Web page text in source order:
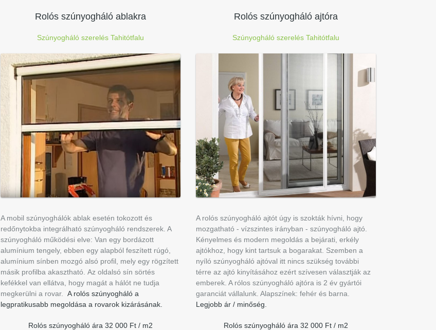
Rolós szúnyogháló ablakra
Szúnyogháló szerelés Tahitótfalu
A mobil szúnyoghálók ablak esetén tokozott és
redőnytokba integrálható szúnyogháló rendszerek. A
szúnyogháló működési elve: Van egy bordázott
alumínium tengely, ebben egy alapból feszített rúgó,
alumínium sínben mozgó alsó profil, mely egy rögzített
másik profilba akasztható. Az oldalsó sín sörtés
kefékkel van ellátva, hogy magát a hálót ne tudja
megkerülni a rovar. A rolós szúnyogháló a
legpratikusabb megoldása a rovarok kizárásának.
Rolós szúnyogháló ára 32 000 Ft / m2
Rolós szúnyogháló ajtóra
Szúnyogháló szerelés Tahitótfalu
A rolós szúnyogháló ajtót úgy is szokták hívni, hogy
mozgatható - vízszintes irányban - szúnyogháló ajtó.
Kényelmes és modern megoldás a bejárati, erkély
ajtókhoz, hogy kint tartsuk a bogarakat. Szemben a
nyíló szúnyogháló ajtóval itt nincs szükség további
térre az ajtó kinyításához ezért szívesen választják az
emberek. A rólos szúnyogháló ajtóra is 2 év gyártói
garanciát vállalunk. Alapszínek: fehér és barna.
Legjobb ár / minőség.
Rolós szúnyogháló ára 32 000 Ft / m2